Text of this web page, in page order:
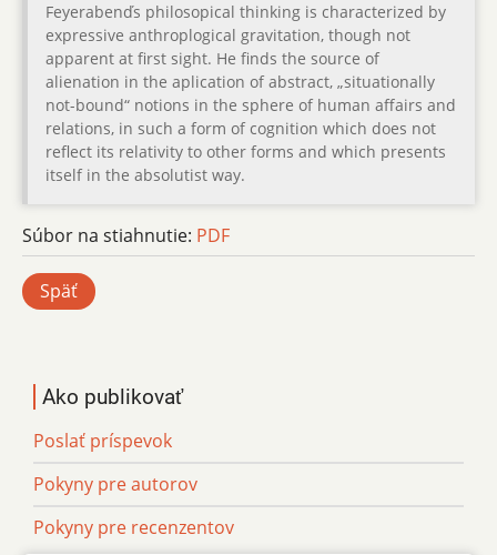
Feyerabenďs philosopical thinking is characterized by
expressive anthroplogical gravitation, though not
apparent at first sight. He finds the source of
alienation in the aplication of abstract, „situationally
not-bound“ notions in the sphere of human affairs and
relations, in such a form of cognition which does not
reflect its relativity to other forms and which presents
itself in the absolutist way.
Súbor na stiahnutie: PDF
Späť
Ako publikovať
Poslať príspevok
Pokyny pre autorov
Pokyny pre recenzentov